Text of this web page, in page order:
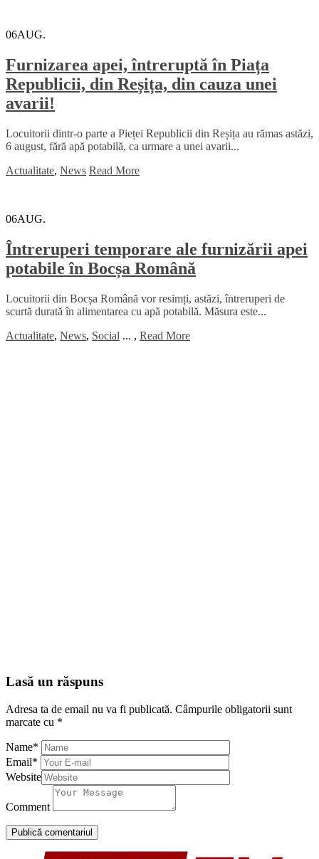
06AUG.
Furnizarea apei, întreruptă în Piața
Republicii, din Reșița, din cauza unei
avarii!
Locuitorii dintr-o parte a Pieței Republicii din Reșița au rămas astăzi,
6 august, fără apă potabilă, ca urmare a unei avarii...
Actualitate, News Read More
06AUG.
Întreruperi temporare ale furnizării apei
potabile în Bocșa Română
Locuitorii din Bocșa Română vor resimți, astăzi, întreruperi de
scurtă durată în alimentarea cu apă potabilă. Măsura este...
Actualitate, News, Social ... , Read More
Lasă un răspuns
Adresa ta de email nu va fi publicată. Câmpurile obligatorii sunt
marcate cu *
Name*
Email*
Website
Comment